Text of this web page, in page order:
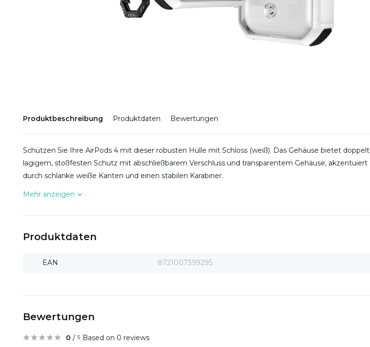
Produktbeschreibung Produktdaten Bewertungen
Schützen Sie Ihre AirPods 4 mit dieser robusten Hülle mit Schloss (weiß). Das Gehäuse bietet doppelt
lagigem, stoßfesten Schutz mit abschließbarem Verschluss und transparentem Gehäuse, akzentuiert
durch schlanke weiße Kanten und einen stabilen Karabiner.
Mehr anzeigen
Produktdaten
EAN 8721007399295
Bewertungen
0 / 5 Based on 0 reviews